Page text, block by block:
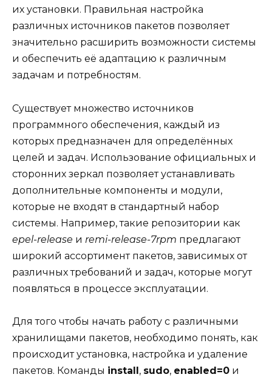
их установки. Правильная настройка
различных источников пакетов позволяет
значительно расширить возможности системы
и обеспечить её адаптацию к различным
задачам и потребностям.
Существует множество источников
программного обеспечения, каждый из
которых предназначен для определённых
целей и задач. Использование официальных и
сторонних зеркал позволяет устанавливать
дополнительные компоненты и модули,
которые не входят в стандартный набор
системы. Например, такие репозитории как
epel-release и remi-release-7rpm предлагают
широкий ассортимент пакетов, зависимых от
различных требований и задач, которые могут
появляться в процессе эксплуатации.
Для того чтобы начать работу с различными
хранилищами пакетов, необходимо понять, как
происходит установка, настройка и удаление
пакетов. Команды install, sudo, enabled=0 и